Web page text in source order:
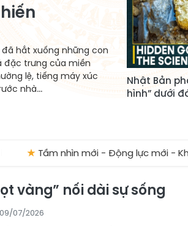
hắt xuống những con
đặc trưng của miền
lệ, tiếng máy xúc
nhà...
Nhật Bản
hình” dưới
nhìn mới - Động lực mới - Không
vàng” nối dài sự sống
07/2026